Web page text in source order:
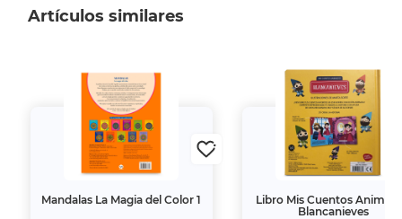
Artículos similares
Mandalas La Magia del Color 1
Libro Mis Cuentos
Blancanieves